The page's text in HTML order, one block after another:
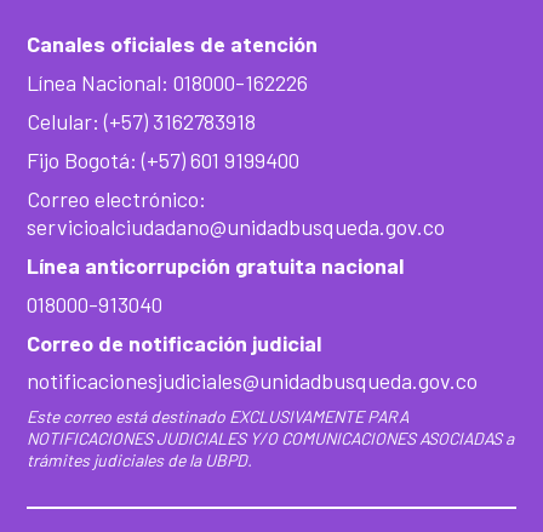
Canales oficiales de atención
Línea Nacional: 018000-162226
Celular: (+57) 3162783918
Fijo Bogotá: (+57) 601 9199400
Correo electrónico:
servicioalciudadano@unidadbusqueda.gov.co
Línea anticorrupción gratuita nacional
018000-913040
Correo de notificación judicial
notificacionesjudiciales@unidadbusqueda.gov.co
Este correo está destinado EXCLUSIVAMENTE PARA
NOTIFICACIONES JUDICIALES Y/O COMUNICACIONES ASOCIADAS a
trámites judiciales de la UBPD.